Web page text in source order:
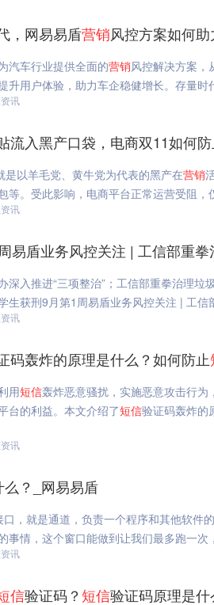
，网易易盾营销风控方案如何
汽车行业提供全面的营销风控解决方案，
升用户体验，助力车企稳健增长。存量时
讯
流入黑产口袋，电商双11如何
是以羊毛党、黄牛党为代表的黑产在营销
等。受此影响，电商平台正常运营受阻
讯
易盾业务风控关注 | 工信部重拳
深入推进“三项整治”；工信部重拳治理垃
生获刑9月第1周易盾业务风控关注 | 工信
讯
码轰炸的原理是什么？如何防止
用短信轰炸恶意骚扰，实施恶意攻击行为
台的利益。本文介绍了短信验证码轰炸的
讯
么？_网易易盾
口，就是通道，负责一个程序和其他软件
事情，这个窗口能做到让我们最多跑一次
讯
信验证码？短信验证码原理是